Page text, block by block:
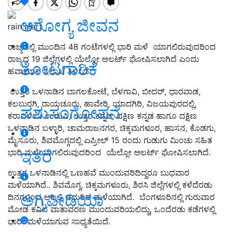
ಆರೋಗ್ಯ ಜೀವನ
ತೋಟಗಾರಿಕೆ
ಪಶುಸಂಗೋಪನೆ
ಇತರೆ
ಅಗ್ರಿಪೀಡಿಯಾ
rain alert
ರಾಜ್ಯದಲ್ಲಿ ಮುಂದಿನ 48 ಗಂಟೆಗಳಲ್ಲಿ ಭಾರಿ ಮಳೆ ಯಾಗಲಿರುವುದರಿಂದ
ರಾಜ್ಯದ 19 ಜಿಲ್ಲೆಗಳಲ್ಲಿ ಯೆಲ್ಲೋ ಅಲರ್ಟ್ ಘೋಷಿಸಲಾಗಿದೆ ಎಂದು
ಹವಾಮಾನ ಇಲಾಖೆ ತಿಳಿಸಿದೆ.
ಉತ್ತರ ಒಳನಾಡಿನ ಬಾಗಲಕೋಟೆ, ಬೆಳಗಾವಿ, ಬೀದರ್, ಧಾರವಾಡ,
ಕಲಬುರಗಿ, ರಾಯಚೂರು, ಹಾವೇರಿ, ಯಾದಗಿರಿ, ವಿಜಯಪುರದಲ್ಲಿ,
ಕರಾವಳಿಯ ಉಡುಪಿ, ಉತ್ತರ ಕನ್ನಡ, ದಕ್ಷಿಣ ಕನ್ನಡ ಹಾಗೂ ದಕ್ಷಿಣ
ಒಳನಾಡಿನ ಬಳ್ಳಾರಿ, ಚಾಮರಾಜನಗರ, ಚಿಕ್ಕಮಗಳೂರ, ಹಾಸನ, ಕೊಡಗು,
ಮೈಸೂರು, ಶಿವಮೊಗ್ಗದಲ್ಲಿ ಏಪ್ರೀಲ್ 15 ರಂದು ಗುಡುಗು ಮಿಂಚು ಸಹಿತ
ಭಾರಿ ಮಳೆಯಾಗಲಿರುವುದರಿಂದ ಯೆಲ್ಲೋ ಅಲರ್ಟ್ ಘೋಷಿಸಲಾಗಿದೆ.
ಉತ್ತರ ಒಳನಾಡಿನಲ್ಲಿ ಒಣಹವೆ ಮುಂದುವರಿದಿದ್ದರೂ ಬುಧವಾರ
ಮಳೆಯಾಗಿದೆ.. ಶಿವಮೊಗ್ಗ, ಚಿಕ್ಕಮಗಳೂರು, ಶಿರಸಿ ಜಿಲ್ಲೆಗಳಲ್ಲಿ ಕಳೆದೆರಡು
ದಿನಗಳಿಂದ ಅಲ್ಲಲ್ಲಿ ಚದುರಿದ ಮಳೆಯಾಗಿದೆ. ಬೆಂಗಳೂರಿನಲ್ಲಿ ಗುರುವಾರ
ಮೋಡ ಕವಿದ ವಾತಾವರಣ ಮುಂದುವರಿಯಲಿದ್ದು, ಒಂದೆರಡು ಕಡೆಗಳಲ್ಲಿ
ಭಾರೀ ಮಳೆಯಾಗುವ ಸಾಧ್ಯತೆಯಿದೆ.